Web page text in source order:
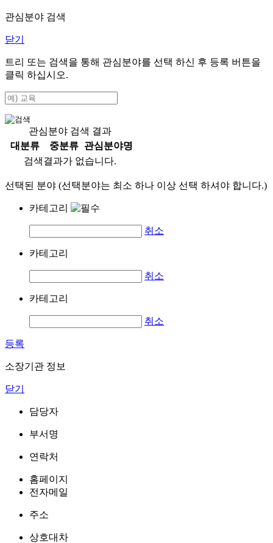
관심분야 검색
닫기
트리 또는 검색을 통해 관심분야를 선택 하신 후 등록 버튼을
클릭 하십시오.
관심분야 검색 결과
대분류
중분류
관심분야명
검색결과가 없습니다.
선택된 분야 (선택분야는 최소 하나 이상 선택 하셔야 합니다.)
카테고리
취소
카테고리
취소
카테고리
취소
등록
소장기관 정보
닫기
담당자
부서명
연락처
홈페이지
전자메일
주소
상호대차